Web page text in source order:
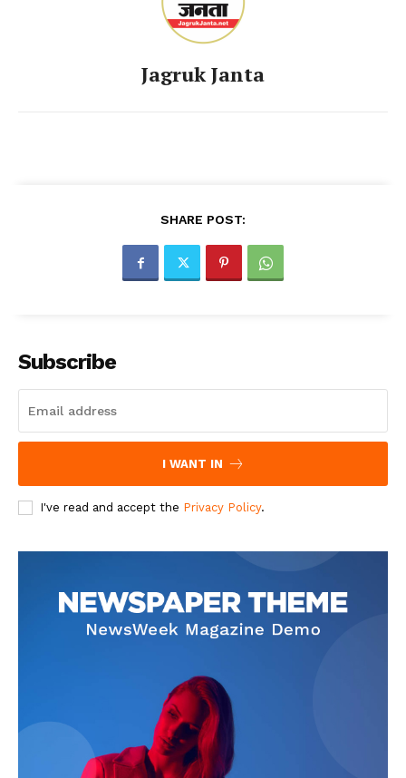
Vishwasniya Hindi Akhbaar
Jagruk Janta
SHARE POST:
Subscribe
I WANT IN
I've read and accept the Privacy Policy.